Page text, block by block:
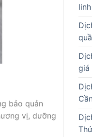
bảo quản
vị, dưỡng
giá